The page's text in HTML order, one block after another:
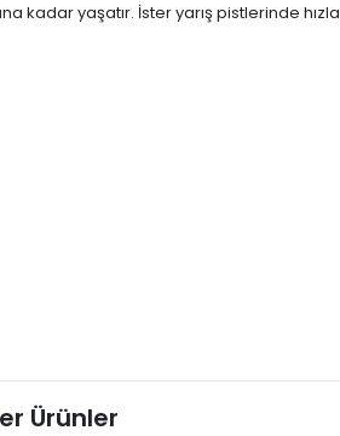
kadar yaşatır. İster yarış pistlerinde
Ürünler